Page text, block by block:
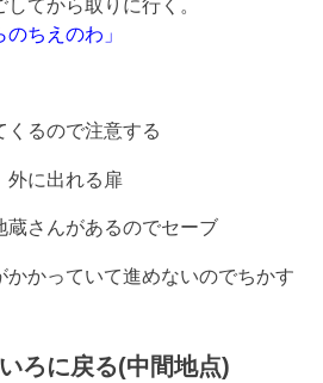
てから取りに行く。
のちえのわ」
くるので注意する
外に出れる扉
蔵さんがあるのでセーブ
かかっていて進めないのでちかす
ろに戻る(中間地点)